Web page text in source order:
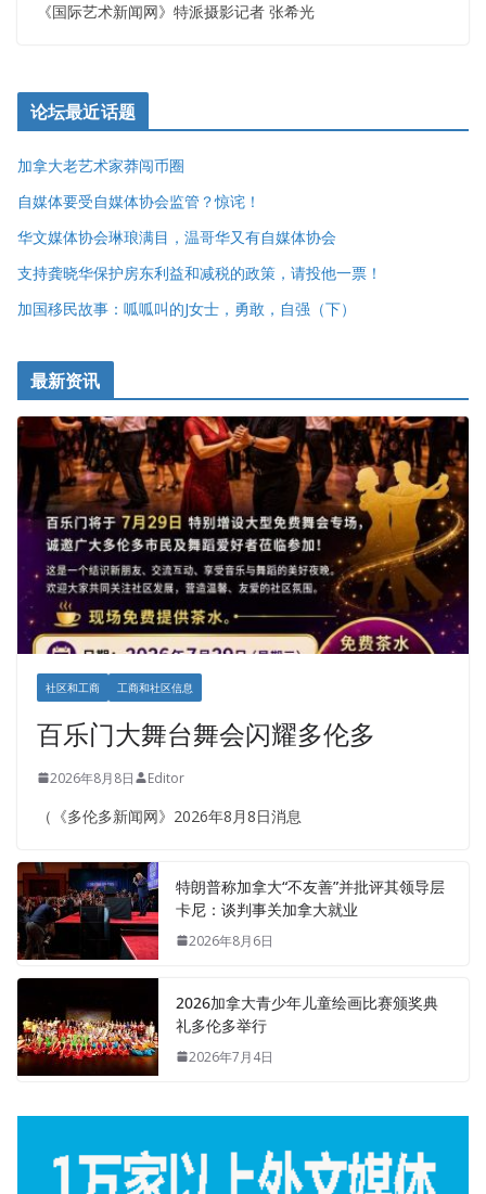
《国际艺术新闻网》特派摄影记者 张希光
论坛最近话题
加拿大老艺术家莽闯币圈
自媒体要受自媒体协会监管？惊诧！
华文媒体协会琳琅满目，温哥华又有自媒体协会
支持龚晓华保护房东利益和减税的政策，请投他一票！
加国移民故事：呱呱叫的J女士，勇敢，自强（下）
最新资讯
社区和工商 工商和社区信息
百乐门大舞台舞会闪耀多伦多
2026年8月8日 Editor
（《多伦多新闻网》2026年8月8日消息
特朗普称加拿大“不友善”并批评其领导层
卡尼：谈判事关加拿大就业
2026年8月6日
2026加拿大青少年儿童绘画比赛颁奖典
礼多伦多举行
2026年7月4日